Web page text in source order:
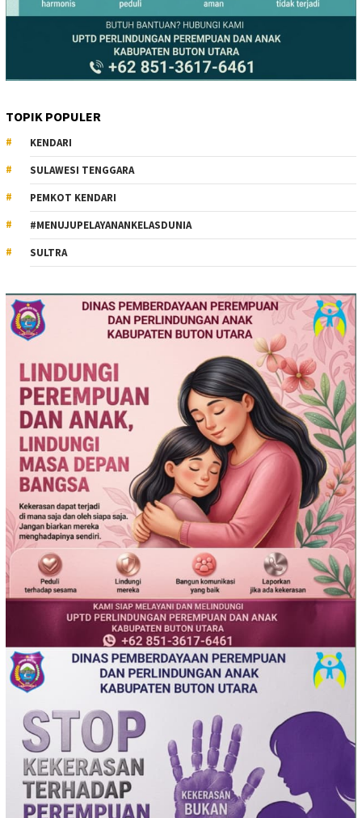
TOPIK POPULER
KENDARI
SULAWESI TENGGARA
PEMKOT KENDARI
#MENUJUPELAYANANKELASDUNIA
SULTRA